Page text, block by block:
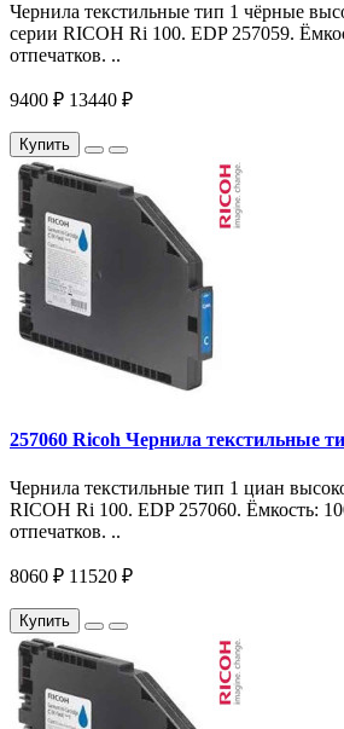
Чернила текстильные тип 1 чёрные
серии RICOH Ri 100. EDP 257059.
отпечатков. ..
9400 ₽ 13440 ₽
Купить
257060 Ricoh Чернила текстильные
Чернила текстильные тип 1 циан
RICOH Ri 100. EDP 257060. Ёмкость:
отпечатков. ..
8060 ₽ 11520 ₽
Купить